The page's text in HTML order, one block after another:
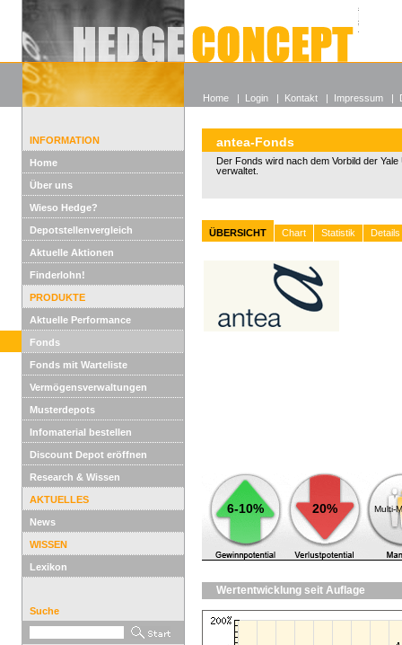
Alle
Wieso
INFORMATION
Home
Über uns
Wieso Hedge?
Depotstellenvergleich
Aktuelle Aktionen
Finderlohn!
PRODUKTE
Aktuelle Performance
Fonds
Fonds mit Warteliste
Vermögensverwaltungen
Musterdepots
Infomaterial bestellen
Discount Depot eröffnen
Research & Wissen
AKTUELLES
News
WISSEN
Lexikon
Suche
antea-Fonds
Der Fonds wird nach dem Vorbild der
verwaltet.
ÜBERSICHT Chart Statistik Details
6-10% 20% Multi-
Wertentwicklung seit Auflage
Home | Login | Kontakt | Impressum |